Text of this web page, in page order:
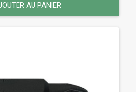
AU PANIER